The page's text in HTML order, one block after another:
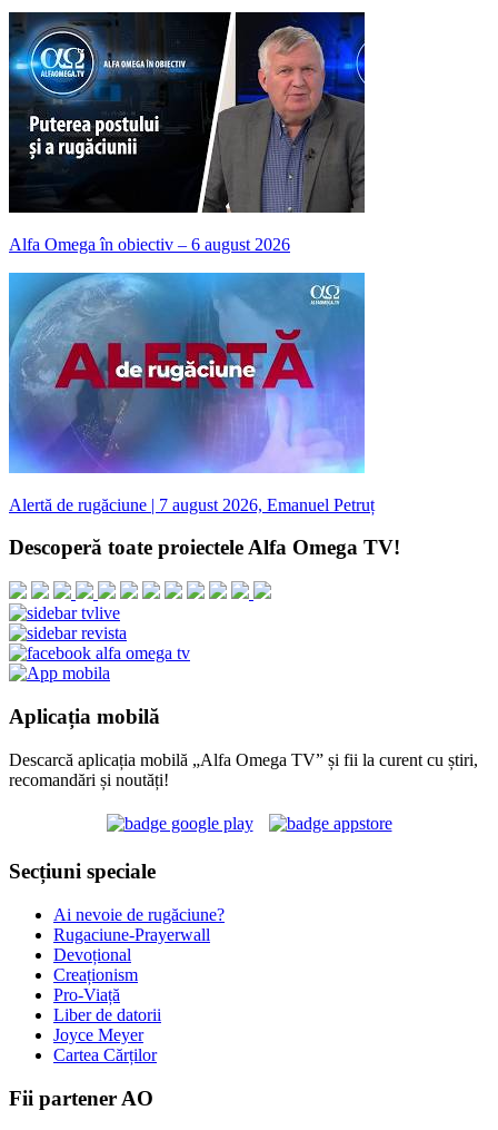
Alfa Omega în obiectiv – 6 august 2026
Alertă de rugăciune | 7 august 2026, Emanuel Petruț
Descoperă toate proiectele Alfa Omega TV!
Aplicația mobilă
Descarcă aplicația mobilă „Alfa Omega TV” și fii la curent cu știri,
recomandări și noutăți!
Secțiuni speciale
Ai nevoie de rugăciune?
Rugaciune-Prayerwall
Devoțional
Creaționism
Pro-Viață
Liber de datorii
Joyce Meyer
Cartea Cărților
Fii partener AO